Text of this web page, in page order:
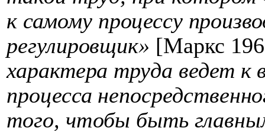
к самому процессу
регулировщик» [Маркс
характера труда ведет к
процесса
того, чтобы быть